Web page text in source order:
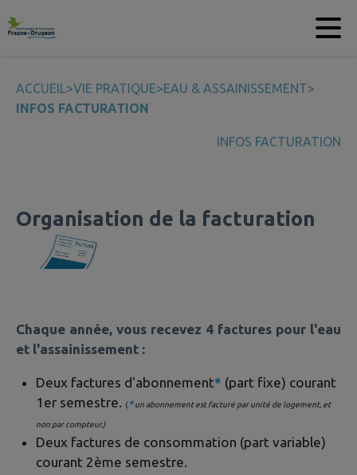
Contenu
ACCUEIL>VIE PRATIQUE>EAU & ASSAINISSEMENT>
INFOS FACTURATION
INFOS FACTURATION
Organisation de la facturation
Chaque année, vous recevez 4 factures pour l'eau
et l'assainissement :
Deux factures d'abonnement* (part fixe) courant
1er semestre. ( *un abonnement est facturé par unité de logement, et
non par compteur.)
Deux factures de consommation (part variable)
courant 2ème semestre.